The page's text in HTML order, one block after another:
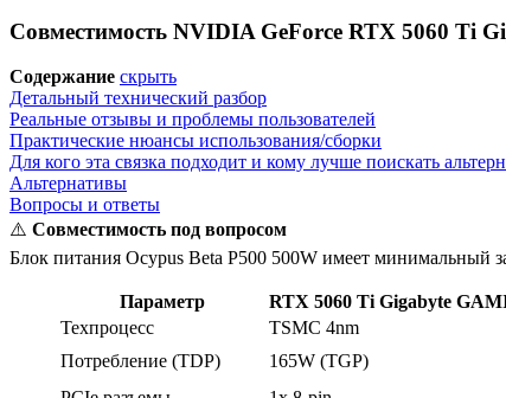
Совместимость NVIDIA GeForce RTX 5060 Ti
Содержание скрыть
Детальный технический разбор
Реальные отзывы и проблемы пользователей
Практические нюансы использования/сборки
Для кого эта связка подходит и кому лучше поискать
Альтернативы
Вопросы и ответы
⚠️ Совместимость под вопросом
Блок питания Ocypus Beta P500 500W имеет минимальный
Параметр RTX 5060 Ti Gigabyte
Техпроцесс
TSMC 4nm
Потребление (TDP)
165W (TGP)